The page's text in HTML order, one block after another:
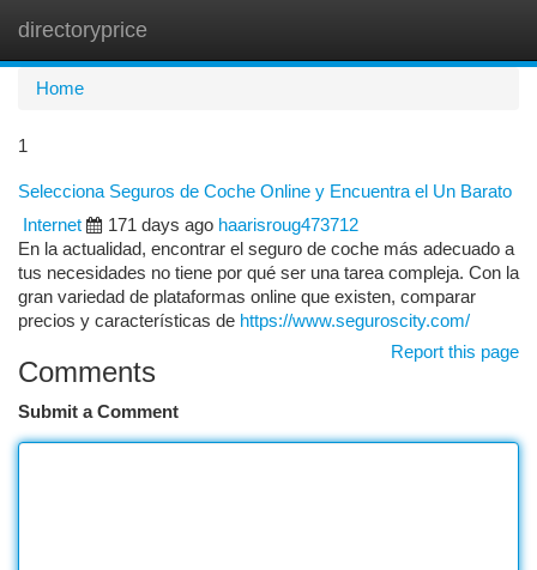
directoryprice
Home
1
Selecciona Seguros de Coche Online y Encuentra el Un Barato
Internet
171 days ago haarisroug473712
En la actualidad, encontrar el seguro de coche más adecuado a
tus necesidades no tiene por qué ser una tarea compleja. Con la
gran variedad de plataformas online que existen, comparar
precios y características de https://www.seguroscity.com/
Report this page
Comments
Submit a Comment